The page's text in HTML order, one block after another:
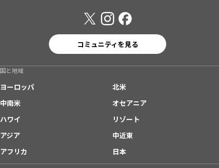
コミュニティを見る
国と地域
ヨーロッパ
北米
中南米
オセアニア
ハワイ
リゾート
アジア
中近東
アフリカ
日本